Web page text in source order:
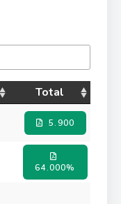
Total
5.900
64.000%